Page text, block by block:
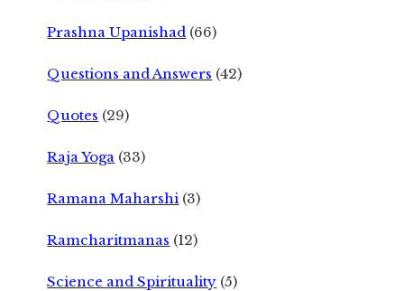
Prashna Upanishad (66)
Questions and Answers (42)
Quotes (29)
Raja Yoga (33)
Ramana Maharshi (3)
Ramcharitmanas (12)
Science and Spirituality (5)